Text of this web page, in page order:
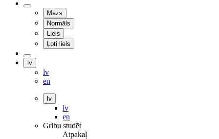
Mazs
Normāls
Liels
Ļoti liels
lv
lv
en
lv
lv
en
Gribu studēt
Atpakaļ